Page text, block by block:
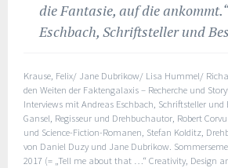
die Fantasie, auf die
Eschbach, Schriftsteller und
Krause, Felix/ Jane Dubrikow/ Lisa Hummel/
den Weiten der Faktengalaxis – Recherche und
Interviews mit Andreas Eschbach, Schriftsteller und
Gansel, Regisseur und Drehbuchautor, Robert
und Science-Fiction-Romanen, Stefan Kolditz,
von Daniel Duzy und Jane Dubrikow.
2017 (= „Tell me about that …“ Creativity, Design